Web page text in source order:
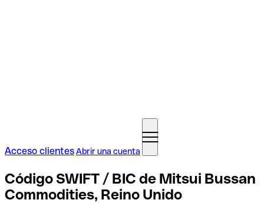
Acceso clientesAbrir una cuenta
Código SWIFT / BIC de Mitsui Bussan
Commodities, Reino Unido